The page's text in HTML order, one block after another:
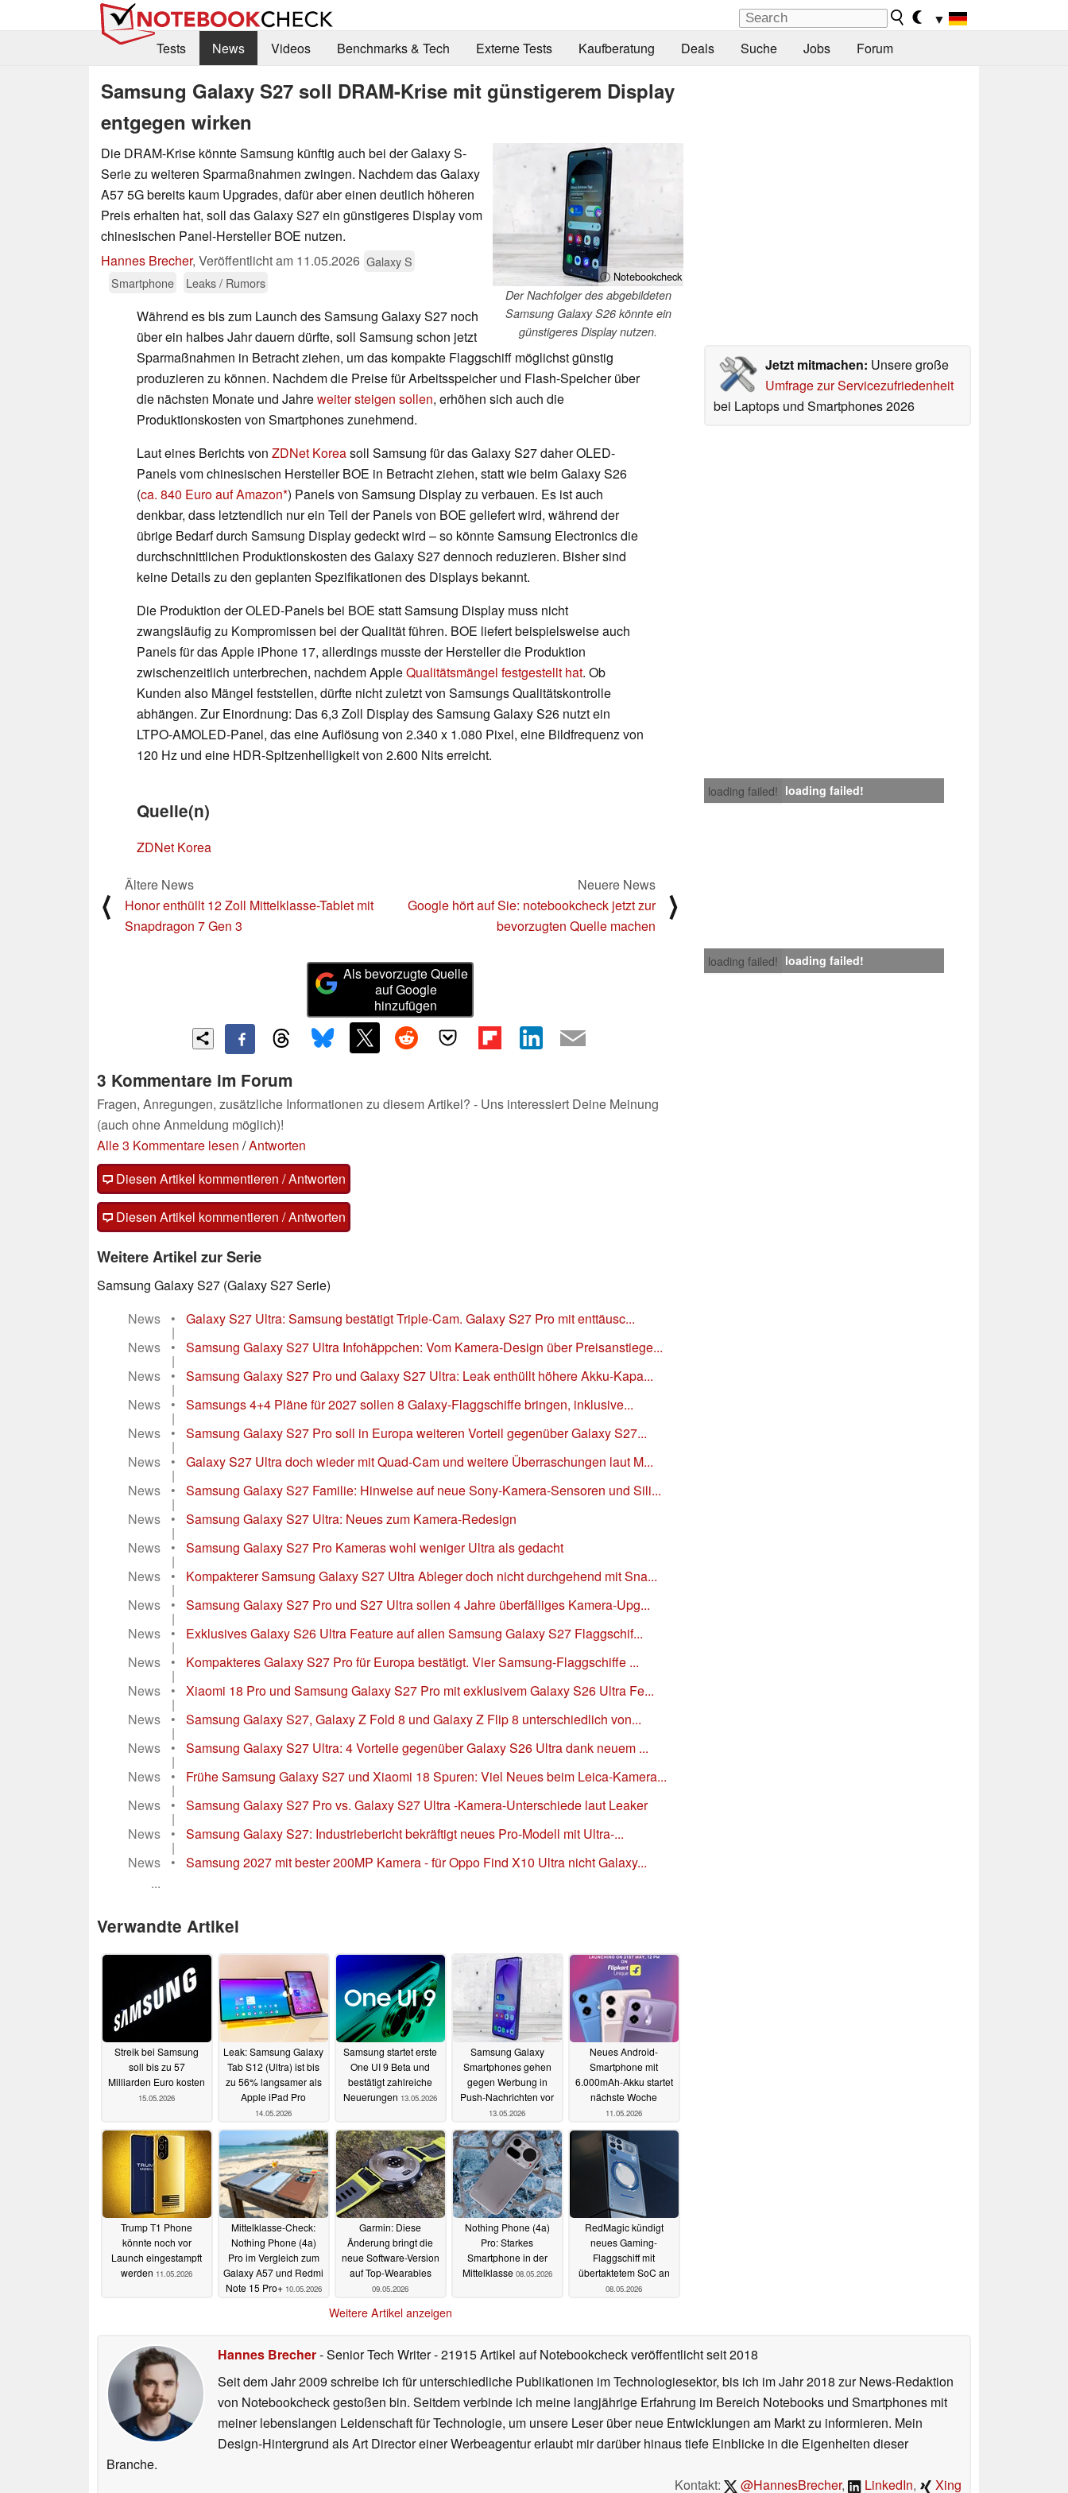
▼
Tests
News Videos Benchmarks & Tech Externe Tests Kaufberatung Deals Suche Jobs Forum
Samsung Galaxy S27 soll DRAM-Krise mit günstigerem Display
entgegen wirken
ⓘ Notebookcheck
Der Nachfolger des abgebildeten
Samsung Galaxy S26 könnte ein
günstigeres Display nutzen.
Die DRAM-Krise könnte Samsung künftig auch bei der Galaxy S-
Serie zu weiteren Sparmaßnahmen zwingen. Nachdem das Galaxy
A57 5G bereits kaum Upgrades, dafür aber einen deutlich höheren
Preis erhalten hat, soll das Galaxy S27 ein günstigeres Display vom
chinesischen Panel-Hersteller BOE nutzen.
Hannes Brecher, Veröffentlicht am 11.05.2026 Galaxy S
Smartphone
Leaks / Rumors
Jetzt mitmachen: Unsere große
Umfrage zur Servicezufriedenheit
bei Laptops und Smartphones 2026
Während es bis zum Launch des Samsung Galaxy S27 noch
über ein halbes Jahr dauern dürfte, soll Samsung schon jetzt
Sparmaßnahmen in Betracht ziehen, um das kompakte Flaggschiff möglichst günstig
produzieren zu können. Nachdem die Preise für Arbeitsspeicher und Flash-Speicher über
die nächsten Monate und Jahreweiter steigen sollen, erhöhen sich auch die
Produktionskosten von Smartphones zunehmend.
Laut eines Berichts von ZDNet Koreasoll Samsung für das Galaxy S27 daher OLED-
Panels vom chinesischen Hersteller BOE in Betracht ziehen, statt wie beim Galaxy S26
(ca. 840 Euro auf Amazon ) Panels von Samsung Display zu verbauen. Es ist auch
denkbar, dass letztendlich nur ein Teil der Panels von BOE geliefert wird, während der
übrige Bedarf durch Samsung Display gedeckt wird – so könnte Samsung Electronics die
durchschnittlichen Produktionskosten des Galaxy S27 dennoch reduzieren. Bisher sind
keine Details zu den geplanten Spezifikationen des Displays bekannt.
Die Produktion der OLED-Panels bei BOE statt Samsung Display muss nicht
zwangsläufig zu Kompromissen bei der Qualität führen. BOE liefert beispielsweise auch
Panels für das Apple iPhone 17, allerdings musste der Hersteller die Produktion
zwischenzeitlich unterbrechen, nachdem AppleQualitätsmängel festgestellt hat. Ob
Kunden also Mängel feststellen, dürfte nicht zuletzt von Samsungs Qualitätskontrolle
abhängen. Zur Einordnung: Das 6,3 Zoll Display des Samsung Galaxy S26 nutzt ein
LTPO-AMOLED-Panel, das eine Auflösung von 2.340 x 1.080 Pixel, eine Bildfrequenz von
120 Hz und eine HDR-Spitzenhelligkeit von 2.600 Nits erreicht.
loading failed! loading failed!
Quelle(n)
ZDNet Korea
⟨
Ältere News
Honor enthüllt 12 Zoll Mittelklasse-Tablet mit
Snapdragon 7 Gen 3
Neuere News
Google hört auf Sie: notebookcheck jetzt zur
bevorzugten Quelle machen
⟩
loading failed! loading failed!
Als bevorzugte Quelle
auf Google
hinzufügen
3 Kommentare im Forum
Fragen, Anregungen, zusätzliche Informationen zu diesem Artikel? - Uns interessiert Deine Meinung
(auch ohne Anmeldung möglich)!
Alle 3 Kommentare lesen /Antworten
Diesen Artikel kommentieren / Antworten
Diesen Artikel kommentieren / Antworten
Weitere Artikel zur Serie
Samsung Galaxy S27 (Galaxy S27 Serie)
News
• Galaxy S27 Ultra: Samsung bestätigt Triple-Cam. Galaxy S27 Pro mit enttäusc...
|
News
• Samsung Galaxy S27 Ultra Infohäppchen: Vom Kamera-Design über Preisanstiege...
|
News
• Samsung Galaxy S27 Pro und Galaxy S27 Ultra: Leak enthüllt höhere Akku-Kapa...
|
News
• Samsungs 4+4 Pläne für 2027 sollen 8 Galaxy-Flaggschiffe bringen, inklusive...
|
News
• Samsung Galaxy S27 Pro soll in Europa weiteren Vorteil gegenüber Galaxy S27...
|
News
• Galaxy S27 Ultra doch wieder mit Quad-Cam und weitere Überraschungen laut M...
|
News
• Samsung Galaxy S27 Familie: Hinweise auf neue Sony-Kamera-Sensoren und Sili...
|
News
• Samsung Galaxy S27 Ultra: Neues zum Kamera-Redesign
|
News
• Samsung Galaxy S27 Pro Kameras wohl weniger Ultra als gedacht
|
News
• Kompakterer Samsung Galaxy S27 Ultra Ableger doch nicht durchgehend mit Sna...
|
News
• Samsung Galaxy S27 Pro und S27 Ultra sollen 4 Jahre überfälliges Kamera-Upg...
|
News
• Exklusives Galaxy S26 Ultra Feature auf allen Samsung Galaxy S27 Flaggschif...
|
News
• Kompakteres Galaxy S27 Pro für Europa bestätigt. Vier Samsung-Flaggschiffe ...
|
News
• Xiaomi 18 Pro und Samsung Galaxy S27 Pro mit exklusivem Galaxy S26 Ultra Fe...
|
News
• Samsung Galaxy S27, Galaxy Z Fold 8 und Galaxy Z Flip 8 unterschiedlich von...
|
News
• Samsung Galaxy S27 Ultra: 4 Vorteile gegenüber Galaxy S26 Ultra dank neuem ...
|
News
• Frühe Samsung Galaxy S27 und Xiaomi 18 Spuren: Viel Neues beim Leica-Kamera...
|
News
• Samsung Galaxy S27 Pro vs. Galaxy S27 Ultra -Kamera-Unterschiede laut Leaker
|
News
• Samsung Galaxy S27: Industriebericht bekräftigt neues Pro-Modell mit Ultra-...
|
News
•
Samsung 2027 mit bester 200MP Kamera - für Oppo Find X10 Ultra nicht Galaxy...
...
Verwandte Artikel
Streik bei Samsung
soll bis zu 57
Milliarden Euro kosten
15.05.2026
Leak: Samsung Galaxy
Tab S12 (Ultra) ist bis
zu 56% langsamer als
Apple iPad Pro
14.05.2026
Samsung startet erste
One UI 9 Beta und
bestätigt zahlreiche
Neuerungen 13.05.2026
Samsung Galaxy
Smartphones gehen
gegen Werbung in
Push-Nachrichten vor
13.05.2026
Neues Android-
Smartphone mit
6.000mAh-Akku startet
nächste Woche
11.05.2026
Trump T1 Phone
könnte noch vor
Launch eingestampft
werden 11.05.2026
Mittelklasse-Check:
Nothing Phone (4a)
Pro im Vergleich zum
Galaxy A57 und Redmi
Note 15 Pro+ 10.05.2026
Garmin: Diese
Änderung bringt die
neue Software-Version
auf Top-Wearables
09.05.2026
Nothing Phone (4a)
Pro: Starkes
Smartphone in der
Mittelklasse 08.05.2026
RedMagic kündigt
neues Gaming-
Flaggschiff mit
übertaktetem SoC an
08.05.2026
Weitere Artikel anzeigen
Hannes Brecher- Senior Tech Writer- 21915 Artikel auf Notebookcheck veröffentlichtseit 2018
Seit dem Jahr 2009 schreibe ich für unterschiedliche Publikationen im Technologiesektor, bis ich im Jahr 2018 zur News-Redaktion
von Notebookcheck gestoßen bin. Seitdem verbinde ich meine langjährige Erfahrung im Bereich Notebooks und Smartphones mit
meiner lebenslangen Leidenschaft für Technologie, um unsere Leser über neue Entwicklungen am Markt zu informieren. Mein
Design-Hintergrund als Art Director einer Werbeagentur erlaubt mir darüber hinaus tiefe Einblicke in die Eigenheiten dieser
Branche.
Kontakt:
@HannesBrecher, LinkedIn, Xing